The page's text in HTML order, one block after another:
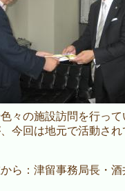
々の施設訪問を行っ
、今回は地元で活動さ
ら：津留事務局長・